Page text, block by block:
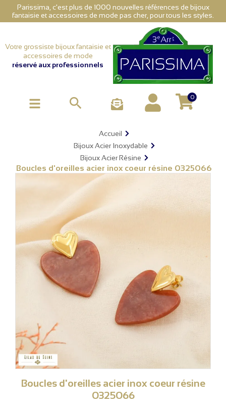
Parissima, c'est plus de 1000 nouvelles références de bijoux
fantaisie et accessoires de mode pas cher, pour tous les styles.
Votre grossiste bijoux fantaisie et
accessoires de mode
réservé aux professionnels
 0
Accueil
Bijoux Acier Inoxydable
Bijoux Acier Résine
Boucles d'oreilles acier inox coeur résine 0325066
Boucles d'oreilles acier inox coeur résine
0325066